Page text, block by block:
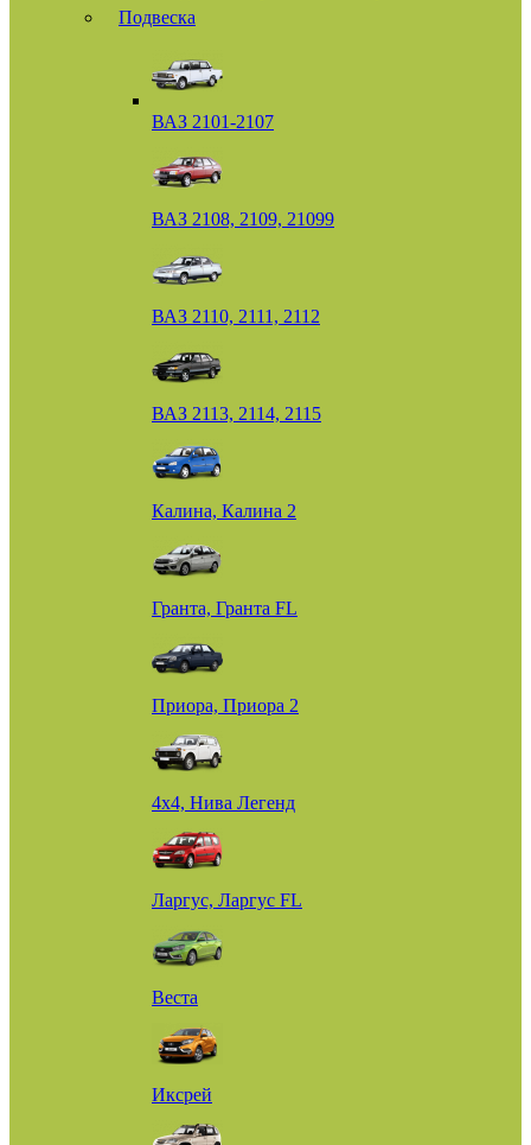
Подвеска
ВАЗ 2101-2107
ВАЗ 2108, 2109, 21099
ВАЗ 2110, 2111, 2112
ВАЗ 2113, 2114, 2115
Калина, Калина 2
Гранта, Гранта FL
Приора, Приора 2
4х4, Нива Легенд
Ларгус, Ларгус FL
Веста
Иксрей